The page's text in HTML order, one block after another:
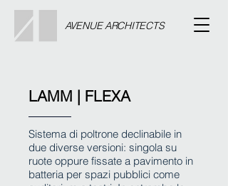
AVENUE ARCHITECTS
LAMM | FLEXA
Sistema di poltrone declinabile in
due diverse versioni: singola su
ruote oppure fissate a pavimento in
batteria per spazi pubblici come